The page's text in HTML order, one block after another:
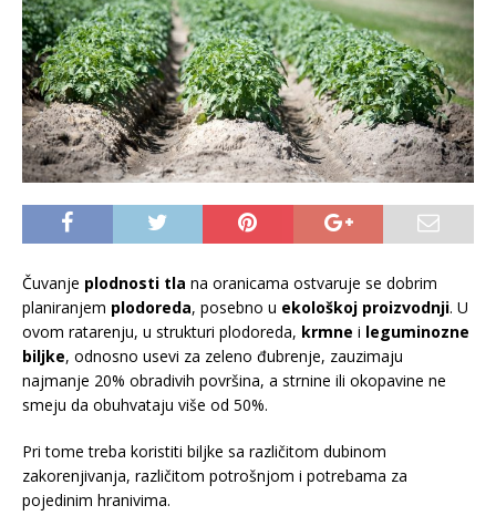
Čuvanje plodnosti tla na oranicama ostvaruje se dobrim
planiranjem plodoreda, posebno u ekološkoj proizvodnji. U
ovom ratarenju, u strukturi plodoreda, krmne i leguminozne
biljke, odnosno usevi za zeleno đubrenje, zauzimaju
najmanje 20% obradivih površina, a strnine ili okopavine ne
smeju da obuhvataju više od 50%.
Pri tome treba koristiti biljke sa različitom dubinom
zakorenjivanja, različitom potrošnjom i potrebama za
pojedinim hranivima.